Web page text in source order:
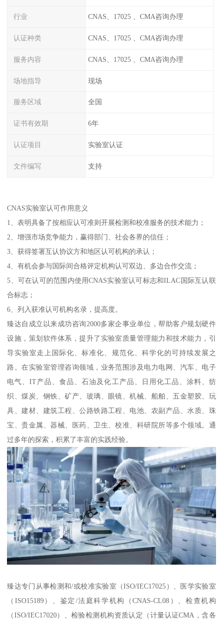
行业 CNAS、17025 、CMA咨询办理
认证种类 CNAS、17025 、CMA咨询办理
服务内容 CNAS、17025 、CMA咨询办理
场地指导 现场
服务区域 全国
证书有效期 6年
认证项目 实验室认证
文件编写 支持
CNAS实验室认可作用意义
1、表明具备了按相应认可准则开展检测和校准服务的技术能力；
2、增强市场竞争能力，赢得部门、社会各界的信任；
3、获得签署互认协议方和地区认可机构的承认；
4、有机会参与国际间合格评定机构认可双边、多边合作交流；
5、可在认可的范围内使用CNAS实验室认可标志和ILAC国际互认联
合标志；
6、列入获准认可机构名录，提高度。
臻达自成立以来成功咨询2000多家企事业单位，帮助客户规划硬件
设施，策划软件体系，提升了实验室质量管理能力和技术能力，引
导实验室走上国际化、标准化、规范化、科学化的可持续发展之
路。在实验室管理咨询领域，业务范围涉及电力电网、汽车、电子
电气、IT产品、食品、石油及化工产品、日用化工品、涂料、纺
织、煤炭、钢铁、矿产、玻璃、眼镜、机械、船舶、五金塑胶、玩
具、建材、建筑工程、公路铁路工程、电池、农副产品、水质、珠
宝、贵金属、器械、医药、卫生、校准、科研院所等多个领域。通
过多年的探索，积累了丰富的实践经验。
臻达专门从事检测和/或校准实验室（ISO/IEC17025）、医学实验室
（ISO15189）、鉴定/法庭科学机构（CNAS-CL08）、检查机构
（ISO/IEC17020）、检验检测机构资质认定（计量认证CMA，含各